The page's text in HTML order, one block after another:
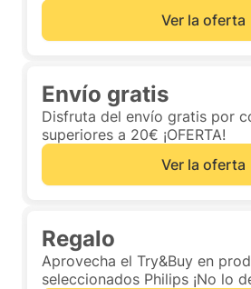
Ver la oferta
Envío gratis
Disfruta del envío gratis por
superiores a 20€ ¡OFERTA!
Ver la oferta
Regalo
Aprovecha el Try&Buy en
seleccionados Philips ¡No lo